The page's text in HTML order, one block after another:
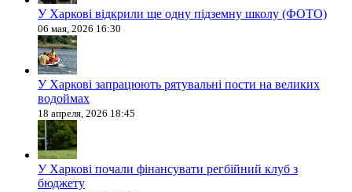
У Харкові відкрили ще одну підземну школу (ФОТО)
06 мая, 2026 16:30
У Харкові запрацюють рятувальні пости на великих
водоймах
18 апреля, 2026 18:45
У Харкові почали фінансувати регбійний клуб з
бюджету